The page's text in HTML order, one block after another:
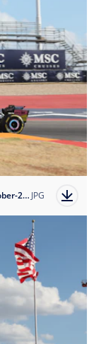
1760968197-the-2025-grand-prix-in-austin-october-29?auto=format JPG